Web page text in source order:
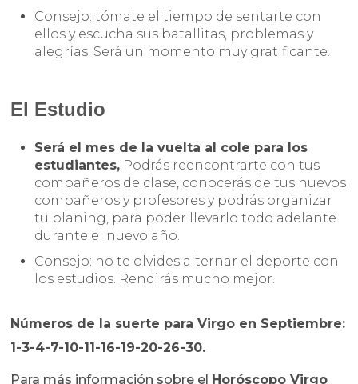
Consejo: tómate el tiempo de sentarte con
ellos y escucha sus batallitas, problemas y
alegrías. Será un momento muy gratificante.
El Estudio
Será el mes de la vuelta al cole para los
estudiantes, Podrás reencontrarte con tus
compañeros de clase, conocerás de tus nuevos
compañeros y profesores y podrás organizar
tu planing, para poder llevarlo todo adelante
durante el nuevo año.
Consejo: no te olvides alternar el deporte con
los estudios. Rendirás mucho mejor.
Números de la suerte para Virgo en Septiembre:
1-3-4-7-10-11-16-19-20-26-30.
Para más información sobre el Horóscopo Virgo